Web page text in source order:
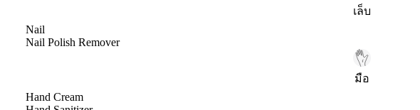
เล็บ
Nail
Nail Polish Remover
มือ
Hand Cream